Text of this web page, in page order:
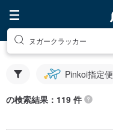
ヌガークラッカー
Pinkoi指定便
の検索結果：119 件